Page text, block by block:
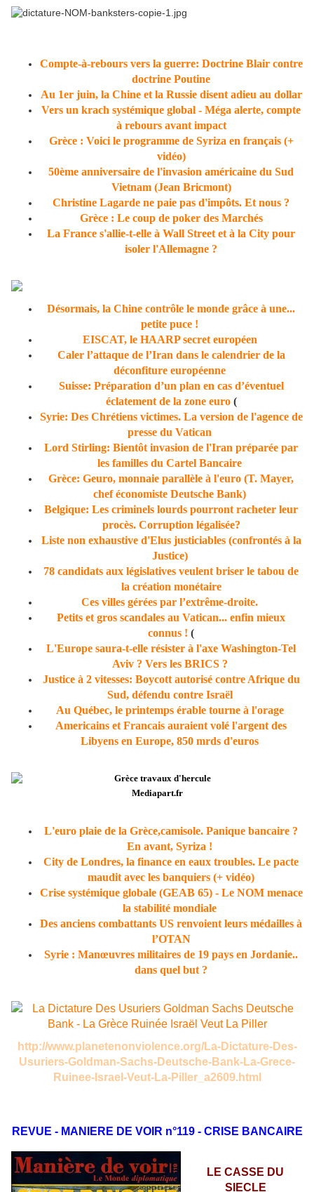
Compte-à-rebours vers la guerre: Doctrine Blair contre
doctrine Poutine
Au 1er juin, la Chine et la Russie disent adieu au dollar
Vers un krach systémique global - Méga alerte, compte
à rebours avant impact
Grèce : Voici le programme de Syriza en français (+
vidéo)
50ème anniversaire de l'invasion américaine du Sud
Vietnam (Jean Bricmont)
Christine Lagarde ne paie pas d'impôts. Et nous ?
Grèce : Le coup de poker des Marchés
La France s'allie-t-elle à Wall Street et à la City pour
isoler l'Allemagne ?
Désormais, la Chine contrôle le monde grâce à une...
petite puce !
EISCAT, le HAARP secret européen
Caler l’attaque de l’Iran dans le calendrier de la
déconfiture européenne
Suisse: Préparation d’un plan en cas d’éventuel
éclatement de la zone euro(
Syrie: Des Chrétiens victimes. La version de l'agence de
presse du Vatican
Lord Stirling: Bientôt invasion de l'Iran préparée par
les familles du Cartel Bancaire
Grèce: Geuro, monnaie parallèle à l'euro (T. Mayer,
chef économiste Deutsche Bank)
Belgique: Les criminels lourds pourront racheter leur
procès. Corruption légalisée?
Liste non exhaustive d'Elus justiciables (confrontés à la
Justice)
78 candidats aux législatives veulent briser le tabou de
la création monétaire
Ces villes gérées par l’extrême-droite.
Petits et gros scandales au Vatican... enfin mieux
connus ! (
L'Europe saura-t-elle résister à l'axe Washington-Tel
Aviv ? Vers les BRICS ?
Justice à 2 vitesses: Boycott autorisé contre Afrique du
Sud, défendu contre Israël
Au Québec, le printemps érable tourne à l'orage
Americains et Francais auraient volé l'argent des
Libyens en Europe, 850 mrds d'euros
Mediapart.fr
L'euro plaie de la Grèce,camisole. Panique bancaire ?
En avant, Syriza !
City de Londres, la finance en eaux troubles. Le pacte
maudit avec les banquiers (+ vidéo)
Crise systémique globale (GEAB 65) - Le NOM menace
la stabilité mondiale
Des anciens combattants US renvoient leurs médailles à
l’OTAN
Syrie : Manœuvres militaires de 19 pays en Jordanie..
dans quel but ?
http://www.planetenonviolence.org/La-Dictature-Des-
Usuriers-Goldman-Sachs-Deutsche-Bank-La-Grece-
Ruinee-Israel-Veut-La-Piller_a2609.html
REVUE - MANIERE DE VOIR n°119 - CRISE BANCAIRE
LE CASSE DU
SIECLE